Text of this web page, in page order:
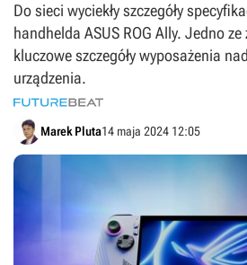
Do sieci wyciekły szczegóły
handhelda ASUS ROG Ally. Jedno ze
kluczowe szczegóły wyposażenia
urządzenia.
Marek Pluta14 maja 2024 12:05